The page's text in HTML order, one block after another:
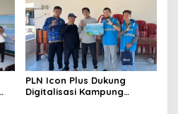
PLN Icon Plus Dukung
Digitalisasi Kampung